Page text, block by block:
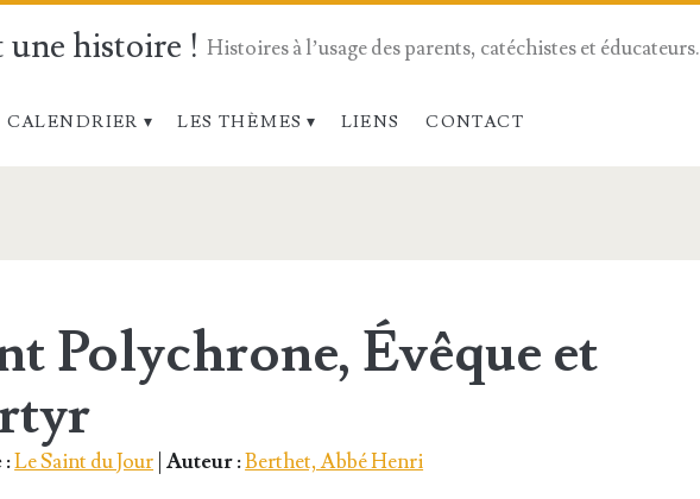
histoire ! Histoires à l’usage des parents, catéchistes et éducateurs.
CALENDRIER LES THÈMES LIENS CONTACT
Polychrone, Évêque et
:Le Saint du Jour |Auteur :Berthet, Abbé Henri